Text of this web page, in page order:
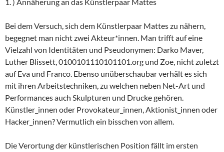
1. ) Annäherung an das Künstlerpaar Mattes
Bei dem Versuch, sich dem Künstlerpaar Mattes zu nähern,
begegnet man nicht zwei Akteur*innen. Man trifft auf eine
Vielzahl von Identitäten und Pseudonymen: Darko Maver,
Luther Blissett, 0100101110101101.org und Zoe, nicht zuletzt
auf Eva und Franco. Ebenso unüberschaubar verhält es sich
mit ihren Arbeitstechniken, zu welchen neben Net-Art und
Performances auch Skulpturen und Drucke gehören.
Künstler_innen oder Provokateur_innen, Aktionist_innen oder
Hacker_innen? Vermutlich ein bisschen von allem.
Die Verortung der künstlerischen Position fällt im ersten